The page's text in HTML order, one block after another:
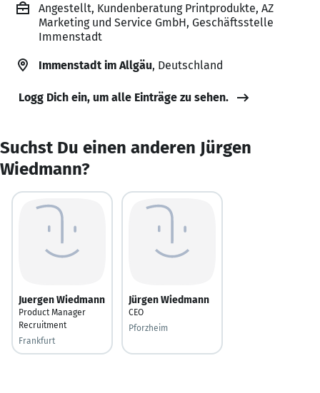
Angestellt, Kundenberatung Printprodukte, AZ
Marketing und Service GmbH, Geschäftsstelle
Immenstadt
Immenstadt im Allgäu, Deutschland
Logg Dich ein, um alle Einträge zu sehen.
Suchst Du einen anderen Jürgen
Wiedmann?
Juergen Wiedmann
Product Manager
Recruitment
Frankfurt
Jürgen Wiedmann
CEO
Pforzheim